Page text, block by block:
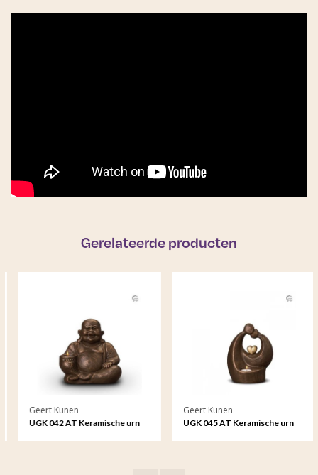
Gerelateerde producten
Geert Kunen
UGK 042 AT Keramische urn
Geert Kunen
UGK 045 AT Keramische urn